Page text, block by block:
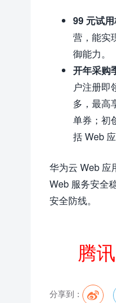
99 元试
营，能实
御能力。
开年采购
户注册即
多，最高
单券；初
括 Web
华为云 Web 应
Web 服务安全
安全防线。
腾
分享到： 